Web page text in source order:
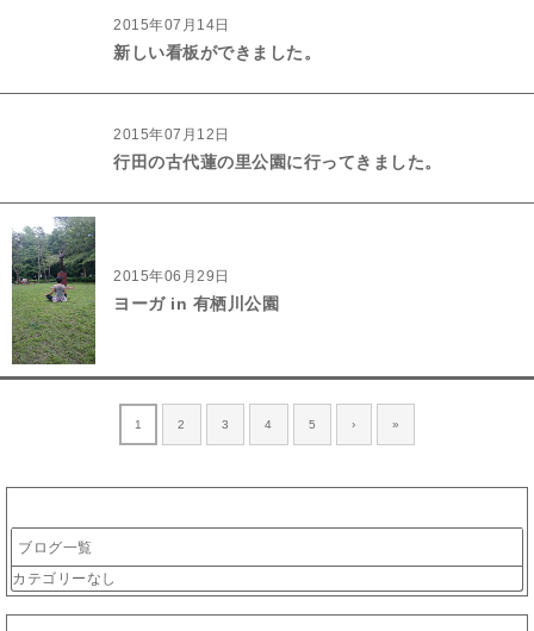
2015年07月14日
新しい看板ができました。
2015年07月12日
行田の古代蓮の里公園に行ってきました。
2015年06月29日
ヨーガ in 有栖川公園
1 2 3 4 5 › »
ブログ一覧
カテゴリーなし